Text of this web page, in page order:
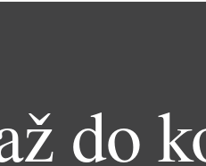
do